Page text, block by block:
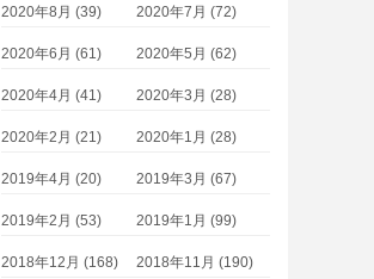
2020年8月 (39) 2020年7月 (72)
2020年6月 (61) 2020年5月 (62)
2020年4月 (41) 2020年3月 (28)
2020年2月 (21) 2020年1月 (28)
2019年4月 (20) 2019年3月 (67)
2019年2月 (53) 2019年1月 (99)
2018年12月 (168) 2018年11月 (190)